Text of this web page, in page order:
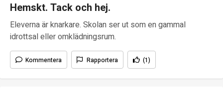
Hemskt. Tack och hej.
Eleverna är knarkare. Skolan ser ut som en gammal
idrottsal eller omklädningsrum.
Kommentera Rapportera (1)